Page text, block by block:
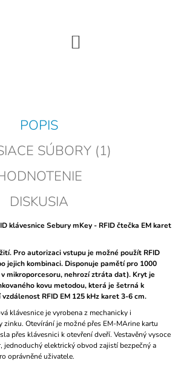
POPIS
SÚBORY (1)
DISKUSIA
klávesnice Sebury mKey - RFID čtečka EM karet
Pro autorizaci vstupu je možné použít RFID
jejich kombinaci. Disponuje pamětí pro 1000
mikroporcesoru, nehrozí ztráta dat). Kryt je
kovu metodou, která je šetrná k
RFID EM 125 kHz karet 3-6 cm.
klávesnice je vyrobena z mechanicky i
Otevírání je možné přes EM-MArine kartu
přes klávesnici k otevření dveří. Vestavěný vysoce
jednoduchý elektrický obvod zajistí bezpečný a
oprávněné uživatele.